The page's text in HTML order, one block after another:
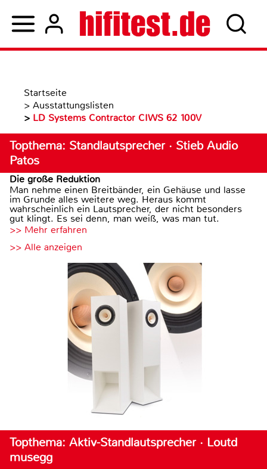
Startseite
> Ausstattungslisten
> LD Systems Contractor CIWS 62 100V
Topthema: Standlautsprecher · Stieb Audio
Patos
Die große Reduktion
Man nehme einen Breitbänder, ein Gehäuse und lasse
im Grunde alles weitere weg. Heraus kommt
wahrscheinlich ein Lautsprecher, der nicht besonders
gut klingt. Es sei denn, man weiß, was man tut.
>> Mehr erfahren
>> Alle anzeigen
Topthema: Aktiv-Standlautsprecher · Loutd
musegg